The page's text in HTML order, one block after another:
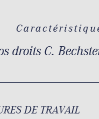
droits C.
DE TRAVAIL